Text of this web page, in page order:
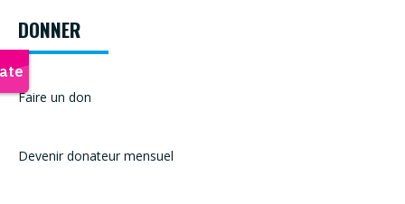
DONNER
Faire un don
Devenir donateur mensuel